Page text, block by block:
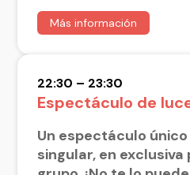
Más información
22:30 – 23:30
Espectáculo de
Un espectáculo
singular, en